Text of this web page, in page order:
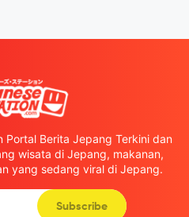
Berita Jepang Terkini dan
wisata di Jepang, makanan,
yang sedang viral di Jepang.
Subscribe